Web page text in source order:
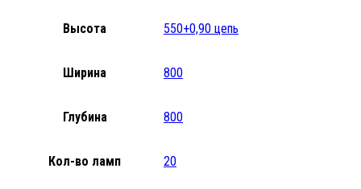
Высота 550+0,90 цепь
Ширина 800
Глубина 800
Кол-во ламп 20